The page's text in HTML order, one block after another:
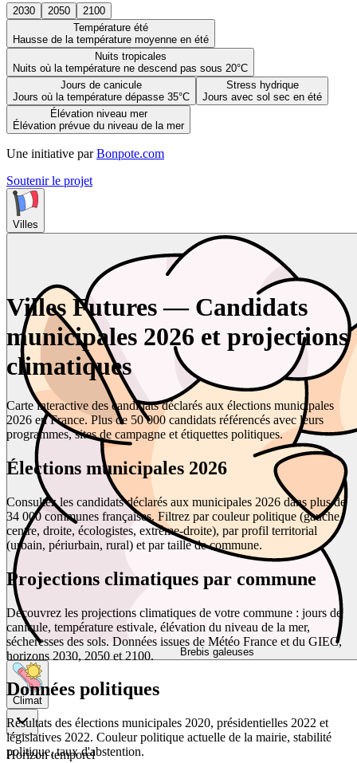
2030 2050
2100
Température été
Hausse de la température moyenne en été
Nuits tropicales
Nuits où la température ne descend pas sous 20°C
Jours de canicule
Jours où la température dépasse 35°C
Stress hydrique
Jours avec sol sec en été
Élévation niveau mer
Élévation prévue du niveau de la mer
Une initiative par Bonpote.com
Soutenir le projet
Villes
Brebis galeuses
Climat
Horizon temporel
Villes Futures — Candidats
municipales 2026 et projections
climatiques
Carte interactive des candidats déclarés aux élections municipales
2026 en France. Plus de 50 000 candidats référencés avec leurs
programmes, sites de campagne et étiquettes politiques.
Élections municipales 2026
Consultez les candidats déclarés aux municipales 2026 dans plus de
34 000 communes françaises. Filtrez par couleur politique (gauche,
centre, droite, écologistes, extrême-droite), par profil territorial
(urbain, périurbain, rural) et par taille de commune.
Projections climatiques par commune
Découvrez les projections climatiques de votre commune : jours de
canicule, température estivale, élévation du niveau de la mer,
sécheresses des sols. Données issues de Météo France et du GIEC,
horizons 2030, 2050 et 2100.
Données politiques
Résultats des élections municipales 2020, présidentielles 2022 et
législatives 2022. Couleur politique actuelle de la mairie, stabilité
politique, taux d'abstention.